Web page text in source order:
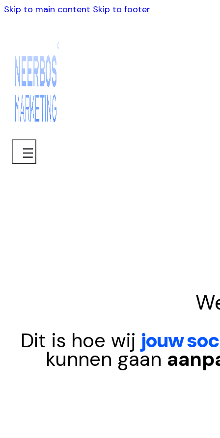
Skip to main content Skip to footer
Dit is hoe wij jouw
kunnen gaan